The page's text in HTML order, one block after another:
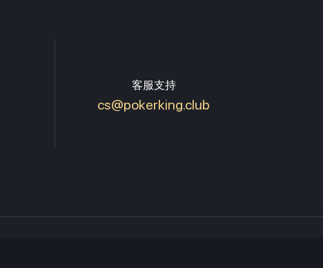
客服支持
cs@pokerking.club